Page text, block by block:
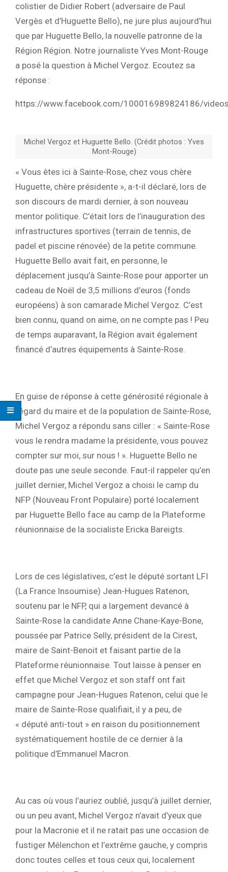
colistier de Didier Robert (adversaire de Paul
Vergès et d’Huguette Bello), ne jure plus aujourd’hui
que par Huguette Bello, la nouvelle patronne de la
Région Région. Notre journaliste Yves Mont-Rouge
a posé la question à Michel Vergoz. Ecoutez sa
réponse :
https://www.facebook.com/100016989824186/
Michel Vergoz et Huguette Bello. (Crédit photos : Yves
Mont-Rouge)
« Vous êtes ici à Sainte-Rose, chez vous chère
Huguette, chère présidente », a-t-il déclaré, lors de
son discours de mardi dernier, à son nouveau
mentor politique. C’était lors de l’inauguration des
infrastructures sportives (terrain de tennis, de
padel et piscine rénovée) de la petite commune.
Huguette Bello avait fait, en personne, le
déplacement jusqu’à Sainte-Rose pour apporter un
cadeau de Noël de 3,5 millions d’euros (fonds
européens) à son camarade Michel Vergoz. C’est
bien connu, quand on aime, on ne compte pas ! Peu
de temps auparavant, la Région avait également
financé d’autres équipements à Sainte-Rose.
En guise de réponse à cette générosité régionale à
l’égard du maire et de la population de Sainte-Rose,
Michel Vergoz a répondu sans ciller : « Sainte-Rose
vous le rendra madame la présidente, vous pouvez
compter sur moi, sur nous ! ». Huguette Bello ne
doute pas une seule seconde. Faut-il rappeler qu’en
juillet dernier, Michel Vergoz a choisi le camp du
NFP (Nouveau Front Populaire) porté localement
par Huguette Bello face au camp de la Plateforme
réunionnaise de la socialiste Ericka Bareigts.
Lors de ces législatives, c’est le député sortant LFI
(La France Insoumise) Jean-Hugues Ratenon,
soutenu par le NFP, qui a largement devancé à
Sainte-Rose la candidate Anne Chane-Kaye-Bone,
poussée par Patrice Selly, président de la Cirest,
maire de Saint-Benoit et faisant partie de la
Plateforme réunionnaise. Tout laisse à penser en
effet que Michel Vergoz et son staff ont fait
campagne pour Jean-Hugues Ratenon, celui que le
maire de Sainte-Rose qualifiait, il y a peu, de
« député anti-tout » en raison du positionnement
systématiquement hostile de ce dernier à la
politique d’Emmanuel Macron.
Au cas où vous l’auriez oublié, jusqu’à juillet dernier,
ou un peu avant, Michel Vergoz n’avait d’yeux que
pour la Macronie et il ne ratait pas une occasion de
fustiger Mélenchon et l’extrême gauche, y compris
donc toutes celles et tous ceux qui, localement